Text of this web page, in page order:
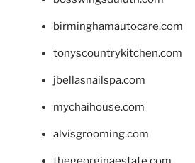
birminghamautocare.com
tonyscountrykitchen.com
jbellasnailspa.com
mychaihouse.com
alvisgrooming.com